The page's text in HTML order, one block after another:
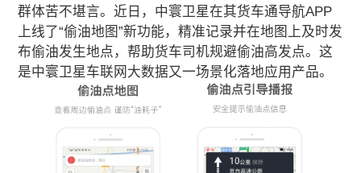
群体苦不堪言。近日，中寰卫星在其货车通导航APP
上线了“偷油地图”新功能，精准记录并在地图上及时发
布偷油发生地点，帮助货车司机规避偷油高发点。这
是中寰卫星车联网大数据又一场景化落地应用产品。